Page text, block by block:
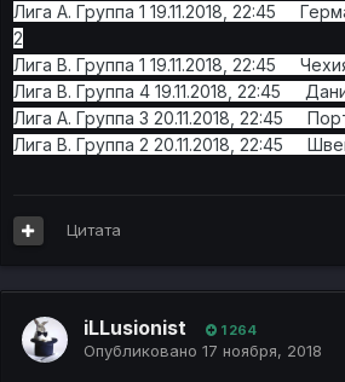
Лига A. Группа 1 19.11.2018, 22:45
2
Лига B. Группа 1 19.11.2018, 22:45
Лига B. Группа 4 19.11.2018, 22:45
Лига A. Группа 3 20.11.2018, 22:45
Лига B. Группа 2 20.11.2018, 22:45
Цитата
iLLusionist 1 264
Опубликовано 17 ноября, 2018